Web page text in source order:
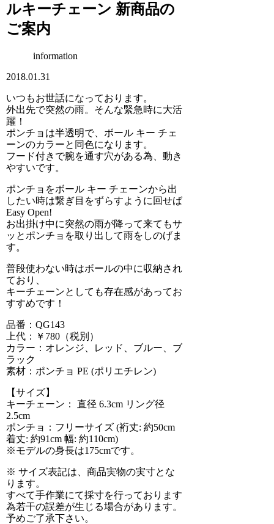
ルキーチェーン 新商品の
ご案内
information
2018.01.31
いつもお世話になっております。
外出先で突然の雨。そんな緊急時に大活
躍！
ポンチョは半透明で、ボール キー チェ
ーンのカラーと同色になります。
フード付きで腕を通す穴がある為、動き
やすいです。
ポンチョをボール キー チェーンから出
したい時は繋ぎ目をずらすように回せば
Easy Open!
お出掛け中に突然の雨が降って来てもサ
ッとポンチョを取り出して雨をしのげま
す。
普段使わない時はボールの中に収納され
ており、
キーチェーンとしても存在感があってお
すすめです！
品番：QG143
上代：￥780（税別）
カラー：オレンジ、レッド、ブルー、ブ
ラック
素材：ポンチョ PE (ポリエチレン)
【サイズ】
キーチェーン： 直径 6.3cm リング径
2.5cm
ポンチョ：フリーサイズ (裄丈: 約50cm
着丈: 約91cm 幅: 約110cm)
※モデルの身長は175cmです。
※ サイズ表記は、商品実物の実寸とな
ります。
すべて手作業にて採寸を行っております
為若干の誤差が生じる場合があります。
予めご了承下さい。